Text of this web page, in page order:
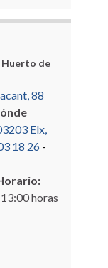
de
88
Elx,
18 26-
horas